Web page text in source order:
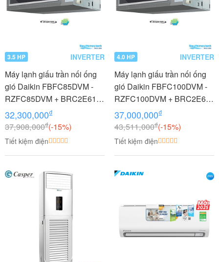
3.5 HP INVERTER
Máy lạnh giấu trần nối ống
gió Daikin FBFC85DVM -
RZFC85DVM + BRC2E61
3.5 HP (3.5 Ngựa) Inverter
32,300,000₫
37,908,000₫(-15%)
Tiết kiệm điện
4.0 HP INVERTER
Máy lạnh giấu trần nối ống
gió Daikin FBFC100DVM -
RZFC100DVM + BRC2E61
4.0 HP (4 Ngựa) Inverter
37,000,000₫
43,511,000₫(-15%)
Tiết kiệm điện